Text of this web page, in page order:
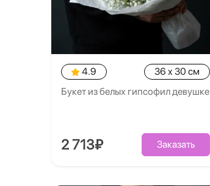
4.9
36 x 30 см
Букет из белых гипсофил девушке
2 713₽ Заказать